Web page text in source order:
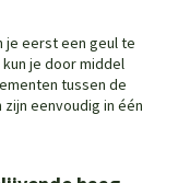
je eerst een geul te
je door middel
tussen de
eenvoudig in één